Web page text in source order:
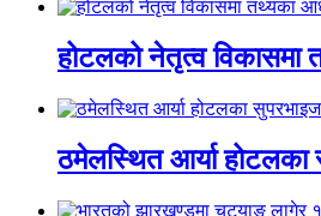
होटलको नेतृत्व विकासमा
ठमेलस्थित आर्या होटलका